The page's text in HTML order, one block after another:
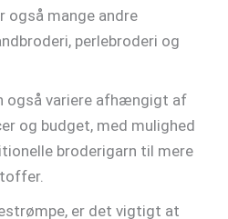
også mange andre
perlebroderi og
også variere afhængigt af
og budget, med mulighed
broderigarn til mere
er det vigtigt at